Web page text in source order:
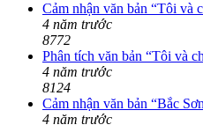
Cảm nhận văn bản “Tôi và
4 năm trước
8772
Phân tích văn bản “Tôi và
4 năm trước
8124
Cảm nhận văn bản “Bắc
4 năm trước